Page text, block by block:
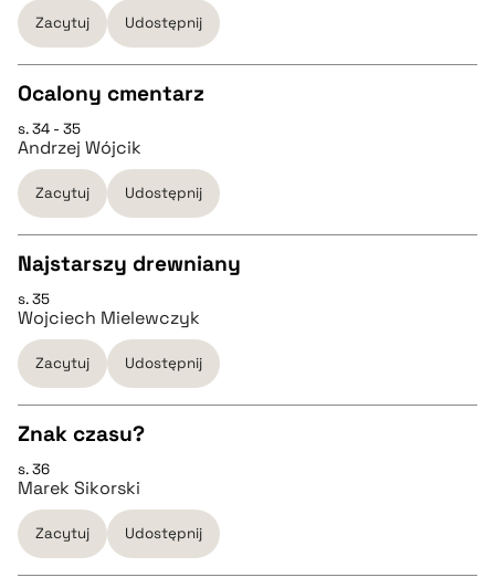
pobierz cytat
BIBTEX
pobierz cytat
Zacytuj Udostępnij
CZYSTY TEKST
pobierz cytat
BIBTEX
pobierz cytat
Ocalony cmentarz
s. 34 - 35
Andrzej Wójcik
Zacytuj Udostępnij
CZYSTY TEKST
pobierz cytat
BIBTEX
pobierz cytat
Najstarszy drewniany
s. 35
Wojciech Mielewczyk
Zacytuj Udostępnij
CZYSTY TEKST
pobierz cytat
Znak czasu?
s. 36
Marek Sikorski
Zacytuj Udostępnij